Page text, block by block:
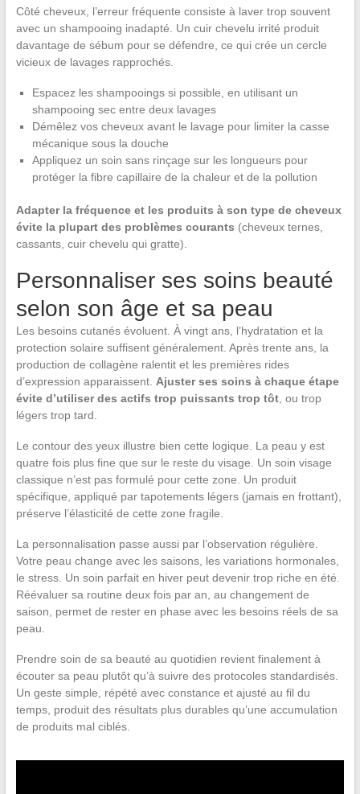
Côté cheveux, l’erreur fréquente consiste à laver trop souvent
avec un shampooing inadapté. Un cuir chevelu irrité produit
davantage de sébum pour se défendre, ce qui crée un cercle
vicieux de lavages rapprochés.
Espacez les shampooings si possible, en utilisant un
shampooing sec entre deux lavages
Démêlez vos cheveux avant le lavage pour limiter la casse
mécanique sous la douche
Appliquez un soin sans rinçage sur les longueurs pour
protéger la fibre capillaire de la chaleur et de la pollution
Adapter la fréquence et les produits à son type de cheveux
évite la plupart des problèmes courants (cheveux ternes,
cassants, cuir chevelu qui gratte).
Personnaliser ses soins beauté
selon son âge et sa peau
Les besoins cutanés évoluent. À vingt ans, l’hydratation et la
protection solaire suffisent généralement. Après trente ans, la
production de collagène ralentit et les premières rides
d’expression apparaissent. Ajuster ses soins à chaque étape
évite d’utiliser des actifs trop puissants trop tôt, ou trop
légers trop tard.
Le contour des yeux illustre bien cette logique. La peau y est
quatre fois plus fine que sur le reste du visage. Un soin visage
classique n’est pas formulé pour cette zone. Un produit
spécifique, appliqué par tapotements légers (jamais en frottant),
préserve l’élasticité de cette zone fragile.
La personnalisation passe aussi par l’observation régulière.
Votre peau change avec les saisons, les variations hormonales,
le stress. Un soin parfait en hiver peut devenir trop riche en été.
Réévaluer sa routine deux fois par an, au changement de
saison, permet de rester en phase avec les besoins réels de sa
peau.
Prendre soin de sa beauté au quotidien revient finalement à
écouter sa peau plutôt qu’à suivre des protocoles standardisés.
Un geste simple, répété avec constance et ajusté au fil du
temps, produit des résultats plus durables qu’une accumulation
de produits mal ciblés.